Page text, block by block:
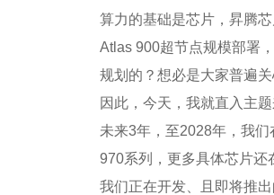
算力的基础是芯片，昇腾
Atlas 900超节点规模部署
规划的？想必是大家普遍
因此，今天，我就直入主
未来3年，至2028年，我
970系列，更多具体芯片还
我们正在开发、且即将推出